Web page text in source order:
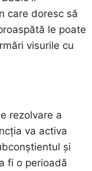
care doresc să
le poate
visurile cu
rezolvare a
va activa
și
fi o perioadă